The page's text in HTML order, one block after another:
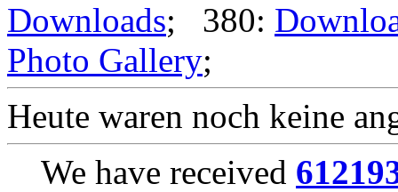
Downloads; 380:
Photo Gallery;
Heute waren noch keine
We have received